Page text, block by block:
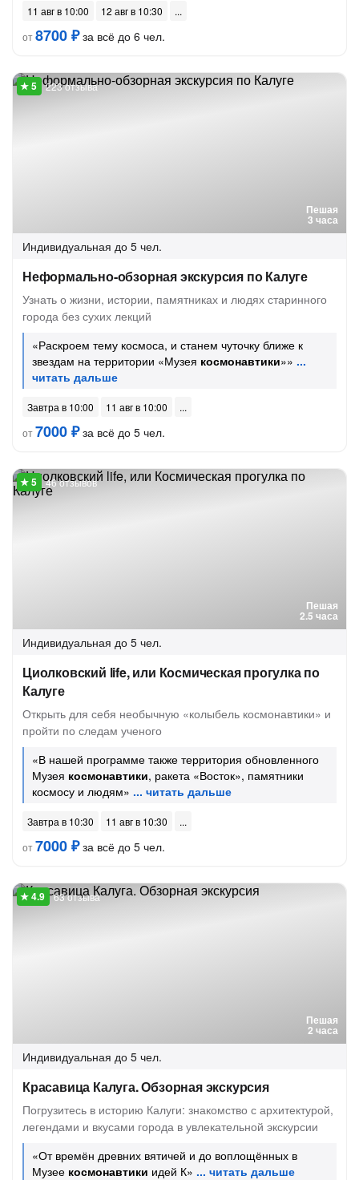
11 авг в 10:00
12 авг в 10:30
от8700 ₽за всё до 6 чел.
Пешая
3 часа
223 отзыва
Индивидуальная до 5 чел.
Неформально-обзорная экскурсия по Калуге
Узнать о жизни, истории, памятниках и людях старинного
города без сухих лекций
«Раскроем тему космоса, и станем чуточку ближе к
звездам на территории «Музея космонавтики»»
Завтра в 10:00
11 авг в 10:00
от7000 ₽за всё до 5 чел.
Пешая
2.5 часа
46 отзывов
Индивидуальная до 5 чел.
Циолковский life, или Космическая прогулка по
Калуге
Открыть для себя необычную «колыбель космонавтики» и
пройти по следам ученого
«В нашей программе также территория обновленного
Музея космонавтики, ракета «Восток», памятники
космосу и людям»
Завтра в 10:30
11 авг в 10:30
от7000 ₽за всё до 5 чел.
Пешая
2 часа
63 отзыва
Индивидуальная до 5 чел.
Красавица Калуга. Обзорная экскурсия
Погрузитесь в историю Калуги: знакомство с архитектурой,
легендами и вкусами города в увлекательной экскурсии
«От времён древних вятичей и до воплощённых в
Музее космонавтики идей К»